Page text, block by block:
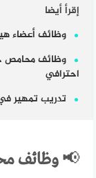
إقرأ أيضا
وظائف أعضاء
وظائف محامص
احترافي
تدريب تمهير في
📢وظائف